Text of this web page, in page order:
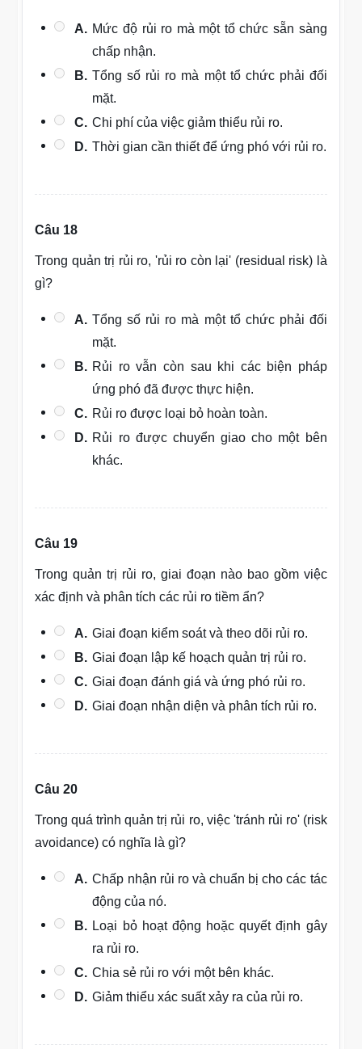
A. Mức độ rủi ro mà một tổ chức sẵn sàng
chấp nhận.
B. Tổng số rủi ro mà một tổ chức phải đối
mặt.
C. Chi phí của việc giảm thiểu rủi ro.
D. Thời gian cần thiết để ứng phó với rủi ro.
Câu 18
Trong quản trị rủi ro, 'rủi ro còn lại' (residual risk) là
gì?
A. Tổng số rủi ro mà một tổ chức phải đối
mặt.
B. Rủi ro vẫn còn sau khi các biện pháp
ứng phó đã được thực hiện.
C. Rủi ro được loại bỏ hoàn toàn.
D. Rủi ro được chuyển giao cho một bên
khác.
Câu 19
Trong quản trị rủi ro, giai đoạn nào bao gồm việc
xác định và phân tích các rủi ro tiềm ẩn?
A. Giai đoạn kiểm soát và theo dõi rủi ro.
B. Giai đoạn lập kế hoạch quản trị rủi ro.
C. Giai đoạn đánh giá và ứng phó rủi ro.
D. Giai đoạn nhận diện và phân tích rủi ro.
Câu 20
Trong quá trình quản trị rủi ro, việc 'tránh rủi ro' (risk
avoidance) có nghĩa là gì?
A. Chấp nhận rủi ro và chuẩn bị cho các tác
động của nó.
B. Loại bỏ hoạt động hoặc quyết định gây
ra rủi ro.
C. Chia sẻ rủi ro với một bên khác.
D. Giảm thiểu xác suất xảy ra của rủi ro.